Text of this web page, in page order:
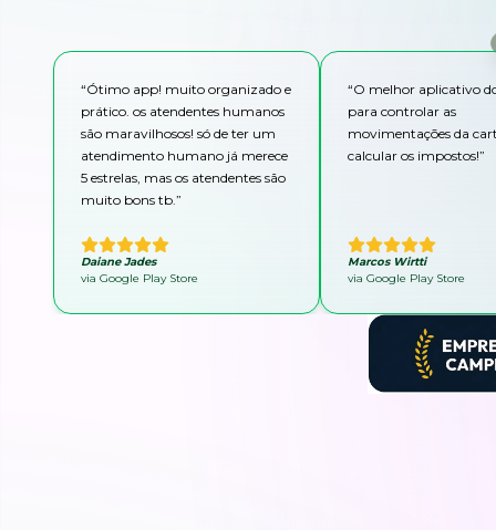
“Ótimo app! muito organizado e
prático. os atendentes humanos
são maravilhosos! só de ter um
atendimento humano já merece
5 estrelas, mas os atendentes são
muito bons tb.”
Daiane Jades
via Google Play Store
“O melhor aplicativo
para controlar as
movimentações da
calcular os impostos!”
Marcos Wirtti
via Google Play Store